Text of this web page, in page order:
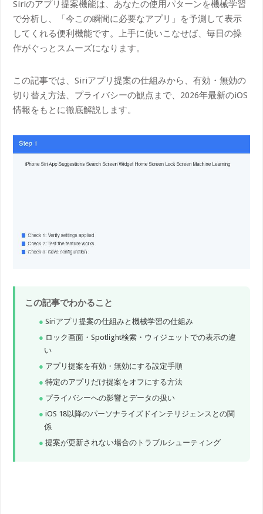
Siriのアプリ提案機能は、あなたの使用パターンを機械学習
で分析し、「今この瞬間に必要なアプリ」を予測して表示
してくれる便利機能です。上手に使いこなせば、毎日の操
作がぐっとスムーズになります。
この記事では、Siriアプリ提案の仕組みから、有効・無効の
切り替え方法、プライバシーの観点まで、2026年最新のiOS
情報をもとに徹底解説します。
この記事でわかること
Siriアプリ提案の仕組みと機械学習の仕組み
ロック画面・Spotlight検索・ウィジェットでの表示の違
い
アプリ提案を有効・無効にする設定手順
特定のアプリだけ提案をオフにする方法
プライバシーへの影響とデータの扱い
iOS 18以降のパーソナライズドインテリジェンスとの関
係
提案が更新されない場合のトラブルシューティング